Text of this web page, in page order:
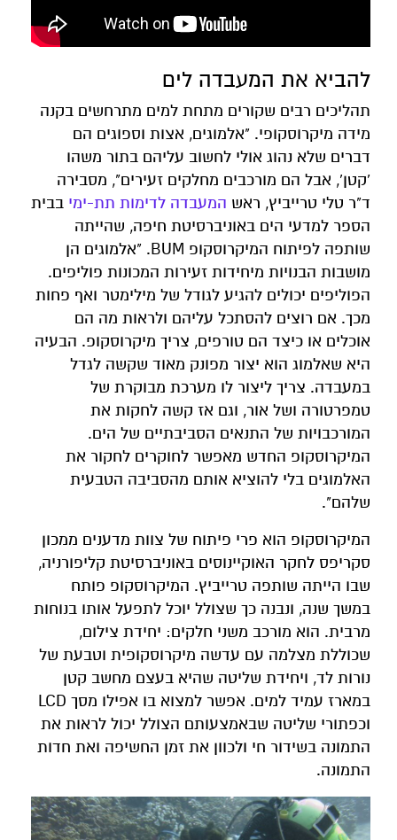
להביא את המעבדה לים
תהליכים רבים שקורים מתחת למים מתרחשים בקנה
מידה מיקרוסקופי. "אלמוגים, אצות וספוגים הם
דברים שלא נהוג אולי לחשוב עליהם בתור משהו
'קטן', אבל הם מורכבים מחלקים זעירים", מסבירה
ד"ר טלי טרייביץ, ראש המעבדה לדימות תת-ימי בבית
הספר למדעי הים באוניברסיטת חיפה, שהייתה
שותפה לפיתוח המיקרוסקופ BUM. "אלמוגים הן
מושבות הבנויות מיחידות זעירות המכונות פוליפים.
הפוליפים יכולים להגיע לגודל של מילימטר ואף פחות
מכך. אם רוצים להסתכל עליהם ולראות מה הם
אוכלים או כיצד הם טורפים, צריך מיקרוסקופ. הבעיה
היא שאלמוג הוא יצור מפונק מאוד שקשה לגדל
במעבדה. צריך ליצור לו מערכת מבוקרת של
טמפרטורה ושל אור, וגם אז קשה לחקות את
המורכבויות של התנאים הסביבתיים של הים.
המיקרוסקופ החדש מאפשר לחוקרים לחקור את
האלמוגים בלי להוציא אותם מהסביבה הטבעית
שלהם".
המיקרוסקופ הוא פרי פיתוח של צוות מדענים ממכון
סקריפס לחקר האוקיינוסים באוניברסיטת קליפורניה,
שבו הייתה שותפה טרייביץ. המיקרוסקופ פותח
במשך שנה, ונבנה כך שצולל יוכל לתפעל אותו בנוחות
מרבית. הוא מורכב משני חלקים: יחידת צילום,
שכוללת מצלמה עם עדשה מיקרוסקופית וטבעת של
נורות לד, ויחידת שליטה שהיא בעצם מחשב קטן
במארז עמיד למים. אפשר למצוא בו אפילו מסך LCD
וכפתורי שליטה שבאמצעותם הצולל יכול לראות את
התמונה בשידור חי ולכוון את זמן החשיפה ואת חדות
התמונה.